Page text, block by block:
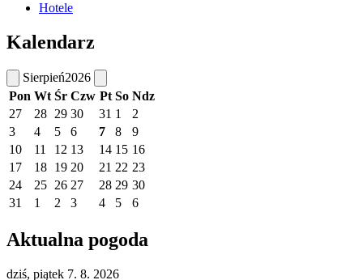
Hotele
Kalendarz
Sierpień2026
Pon Wt Śr Czw Pt So Ndz
27
28 29 30 31 1
2
3
4 5 6 7 8
9
10
11 12 13 14 15 16
17
18 19 20 21 22 23
24
25 26 27 28 29 30
31
1 2 3 4 5 6
Aktualna pogoda
dziś, piątek 7. 8. 2026